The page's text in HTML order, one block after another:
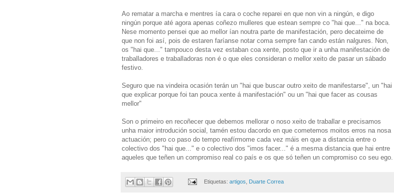
Ao rematar a marcha e mentres ía cara o coche reparei en que non vin a ningún, e digo
ningún porque até agora apenas coñezo mulleres que estean sempre co "hai que..." na boca.
Nese momento pensei que ao mellor ían noutra parte de manifestación, pero decateime de
que non foi así, pois de estaren faríanse notar coma sempre fan cando están nalgures. Non,
os "hai que..." tampouco desta vez estaban coa xente, posto que ir a unha manifestación de
traballadores e traballadoras non é o que eles consideran o mellor xeito de pasar un sábado
festivo.
Seguro que na vindeira ocasión terán un "hai que buscar outro xeito de manifestarse", un "hai
que explicar porque foi tan pouca xente á manifestación" ou un "hai que facer as cousas
mellor"
Son o primeiro en recoñecer que debemos mellorar o noso xeito de traballar e precisamos
unha maior introdución social, tamén estou dacordo en que cometemos moitos erros na nosa
actuación; pero co paso do tempo reafírmome cada vez máis en que a distancia entre o
colectivo dos "hai que..." e o colectivo dos "imos facer..." é a mesma distancia que hai entre
aqueles que teñen un compromiso real co país e os que só teñen un compromiso co seu ego.
Etiquetas: artigos Duarte Correa